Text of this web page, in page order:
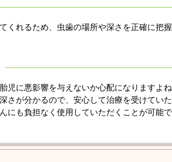
くれるため、虫歯の場所や深さを正確に把
児に悪影響を与えないか心配になりますよ
さが分かるので、安心して治療を受けてい
にも負担なく使用していただくことが可能で